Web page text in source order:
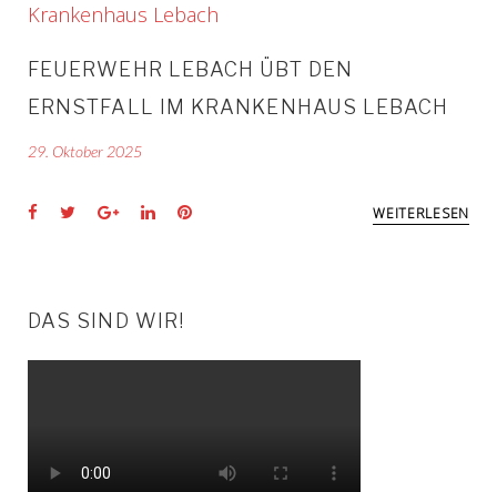
TAG:
29.
OKTOBER
2025
FEUERWEHR LEBACH ÜBT DEN
ERNSTFALL IM KRANKENHAUS LEBACH
29. Oktober 2025
Facebook
TwitterGoogle+LinkedInPinterest WEITERLESEN
DAS SIND WIR!